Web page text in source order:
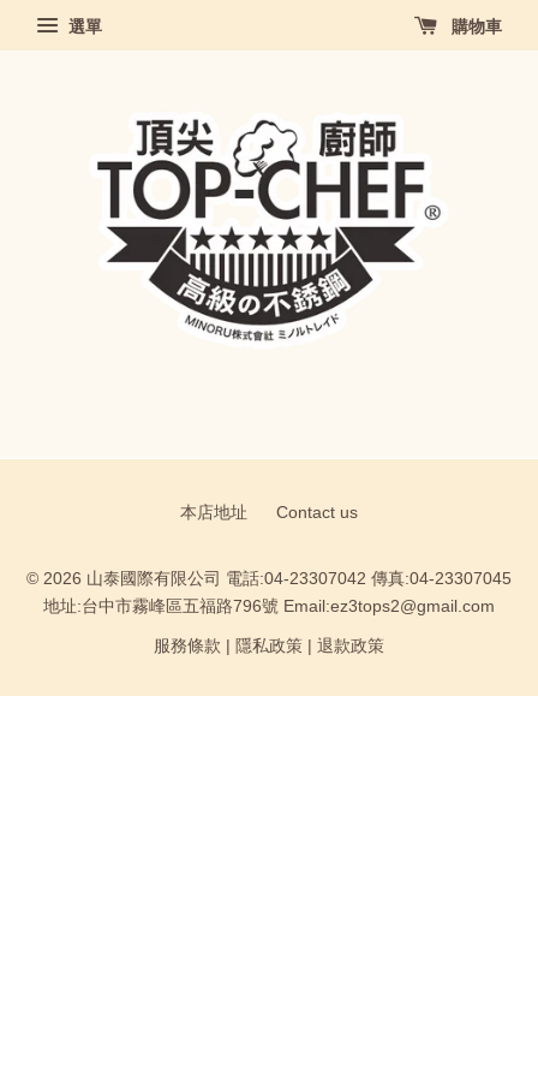
選單 購物車
本店地址 Contact us
© 2026 山泰國際有限公司 電話:04-23307042 傳真:04-23307045
地址:台中市霧峰區五福路796號 Email:ez3tops2@gmail.com
服務條款 隱私政策 退款政策